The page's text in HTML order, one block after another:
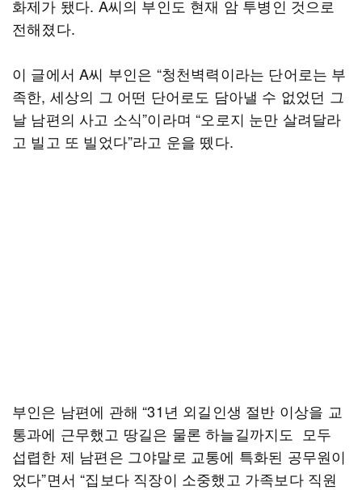
화제가 됐다. A씨의 부인도 현재 암 투병인 것으로
전해졌다.
이 글에서 A씨 부인은 “청천벽력이라는 단어로는 부
족한, 세상의 그 어떤 단어로도 담아낼 수 없었던 그
날 남편의 사고 소식”이라며 “오로지 눈만 살려달라
고 빌고 또 빌었다”라고 운을 뗐다.
부인은 남편에 관해 “31년 외길인생 절반 이상을 교
통과에 근무했고 땅길은 물론 하늘길까지도 모두
섭렵한 제 남편은 그야말로 교통에 특화된 공무원이
었다”면서 “집보다 직장이 소중했고 가족보다 직원